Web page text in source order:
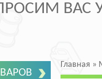
ВАС
Главная »